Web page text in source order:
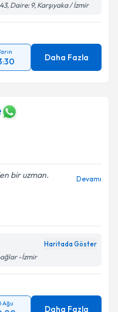
Daire: 9, Karşıyaka / İzmir
Daha Fazla
bir uzman.
Devamı
Haritada Göster
-İzmir
Ağu
Daha Fazla